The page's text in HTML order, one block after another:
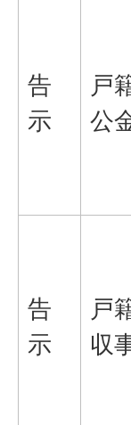
告
示
戸
公
告
示
戸
収